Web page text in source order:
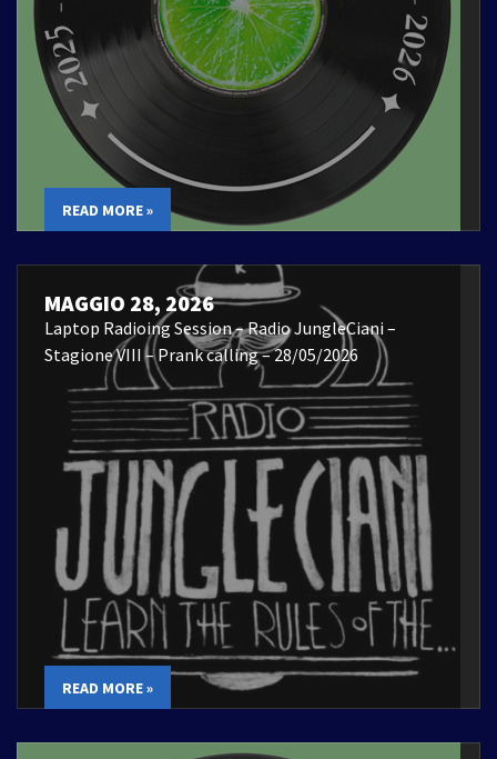
READ MORE »
MAGGIO 28, 2026
Laptop Radioing Session – Radio JungleCiani –
Stagione VIII – Prank calling – 28/05/2026
READ MORE »